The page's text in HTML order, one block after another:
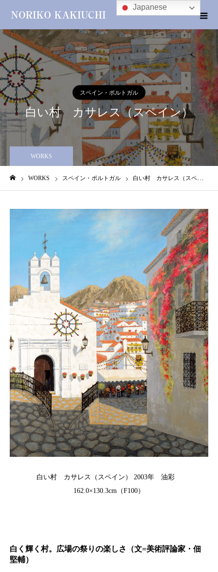
スペイン・ポルトガル
白い村 カサレス（スペイン）
WORKS
WORKS スペイン・ポルトガル 白い村 カサレス（スペイン）
白い村 カサレス（スペイン） 2003年 油彩
162.0×130.3cm（F100）
白く輝く村。広場の祭りの楽しさ（文=美術評論家・佃
堅輔）
Japanese